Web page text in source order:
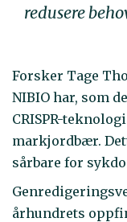
redusere
Forsker Tage
NIBIO har, som
CRISPR-
markjordbær.
sårbare for
århundrets